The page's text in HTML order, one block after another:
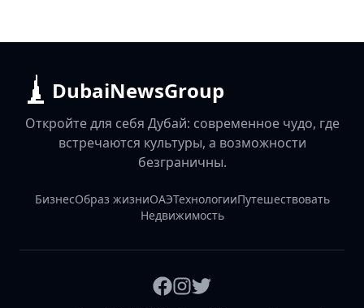
DubaiNewsGroup
Откройте для себя Дубай: современное чудо, где
встречаются культуры, а возможности
безграничны.
БизнесОбраз жизниОАЭТехнологииПутешествовать
Недвижимость